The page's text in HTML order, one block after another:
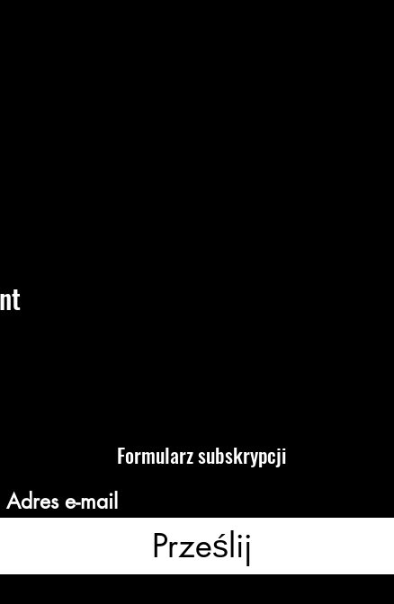
Formularz subskrypcji
Prześlij